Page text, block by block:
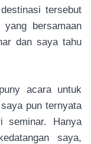
tersebut
bersamaan
dan saya tahu
acara untuk
pun ternyata
seminar. Hanya
saya,